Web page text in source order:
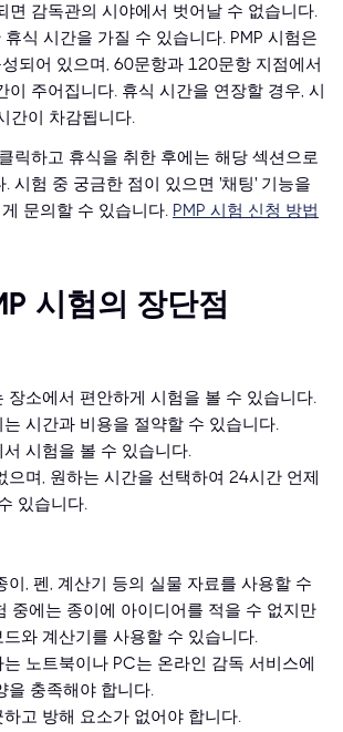
면 감독관의 시야에서 벗어날 수 없습니다.
식 시간을 가질 수 있습니다. PMP 시험은
되어 있으며, 60문항과 120문항 지점에서
이 주어집니다. 휴식 시간을 연장할 경우, 시
간이 차감됩니다.
릭하고 휴식을 취한 후에는 해당 섹션으로
시험 중 궁금한 점이 있으면 '채팅' 기능을
문의할 수 있습니다. PMP 시험 신청 방법
시험의 장단점
장소에서 편안하게 시험을 볼 수 있습니다.
시간과 비용을 절약할 수 있습니다.
시험을 볼 수 있습니다.
으며, 원하는 시간을 선택하여 24시간 언제
있습니다.
이, 펜, 계산기 등의 실물 자료를 사용할 수
중에는 종이에 아이디어를 적을 수 없지만
와 계산기를 사용할 수 있습니다.
노트북이나 PC는 온라인 감독 서비스에
을 충족해야 합니다.
고 방해 요소가 없어야 합니다.